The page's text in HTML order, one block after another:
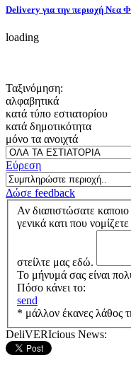
Delivery για την περιοχή Νεα
loading
Ταξινόμηση:
αλφαβητικά
κατά τύπο εστιατορίου
κατά δημοτικότητα
μόνο τα ανοιχτά
Εύρεση
Δώσε feedback
Αν διαπιστώσατε
γενικά κατι που
στείλτε μας εδώ.
Το μήνυμά σας είναι
Πόσο κάνει το:
send
* μάλλον έκανες λάθος
DeliVERIcious News: